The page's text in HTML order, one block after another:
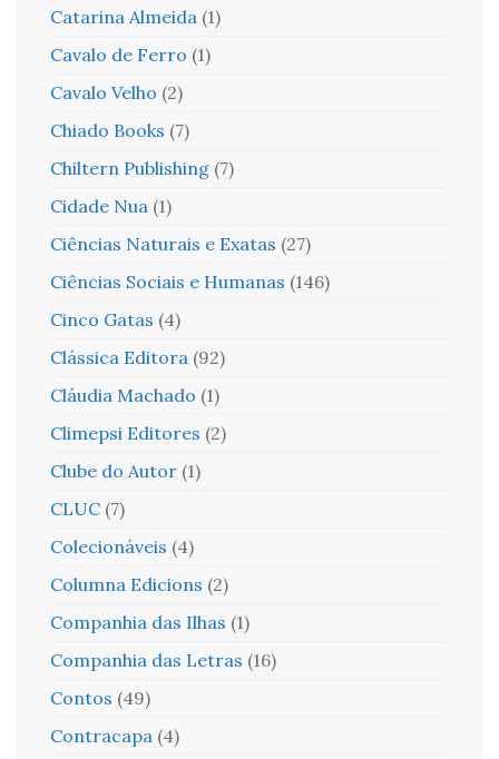
Catarina Almeida (1)
Cavalo de Ferro (1)
Cavalo Velho (2)
Chiado Books (7)
Chiltern Publishing (7)
Cidade Nua (1)
Ciências Naturais e Exatas (27)
Ciências Sociais e Humanas (146)
Cinco Gatas (4)
Clássica Editora (92)
Cláudia Machado (1)
Climepsi Editores (2)
Clube do Autor (1)
CLUC (7)
Colecionáveis (4)
Columna Edicions (2)
Companhia das Ilhas (1)
Companhia das Letras (16)
Contos (49)
Contracapa (4)